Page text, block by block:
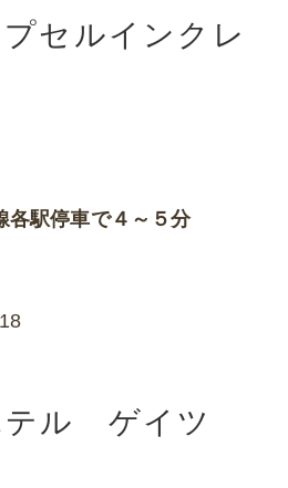
セルインクレ
各駅停車で４～５分
テル ゲイツ